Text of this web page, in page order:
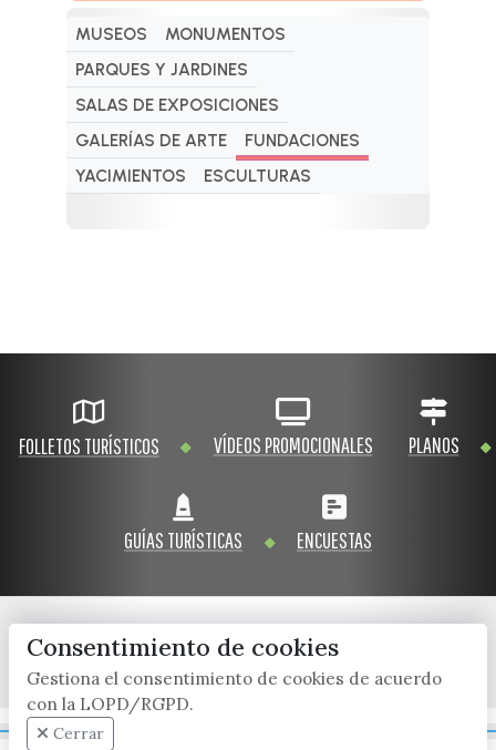
MUSEOS
MONUMENTOS
PARQUES Y JARDINES
SALAS DE EXPOSICIONES
GALERÍAS DE ARTE
FUNDACIONES
YACIMIENTOS
ESCULTURAS
FOLLETOS TURÍSTICOS VÍDEOS PROMOCIONALES PLANOS
GUÍAS TURÍSTICAS ENCUESTAS
x / twitter facebook youtube instagram
Consentimiento de cookies
Gestiona el consentimiento de cookies de acuerdo
con la LOPD/RGPD.
Cerrar